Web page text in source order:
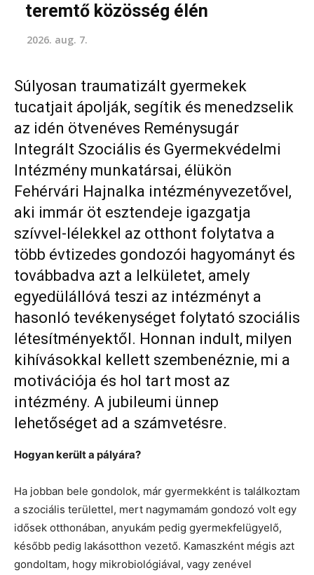
teremtő közösség élén
2026. aug. 7.
Súlyosan traumatizált gyermekek
tucatjait ápolják, segítik és menedzselik
az idén ötvenéves Reménysugár
Integrált Szociális és Gyermekvédelmi
Intézmény munkatársai, élükön
Fehérvári Hajnalka intézményvezetővel,
aki immár öt esztendeje igazgatja
szívvel-lélekkel az otthont folytatva a
több évtizedes gondozói hagyományt és
továbbadva azt a lelkületet, amely
egyedülállóvá teszi az intézményt a
hasonló tevékenységet folytató szociális
létesítményektől. Honnan indult, milyen
kihívásokkal kellett szembenéznie, mi a
motivációja és hol tart most az
intézmény. A jubileumi ünnep
lehetőséget ad a számvetésre.
Hogyan került a pályára?
Ha jobban bele gondolok, már gyermekként is találkoztam
a szociális területtel, mert nagymamám gondozó volt egy
idősek otthonában, anyukám pedig gyermekfelügyelő,
később pedig lakásotthon vezető. Kamaszként mégis azt
gondoltam, hogy mikrobiológiával, vagy zenével